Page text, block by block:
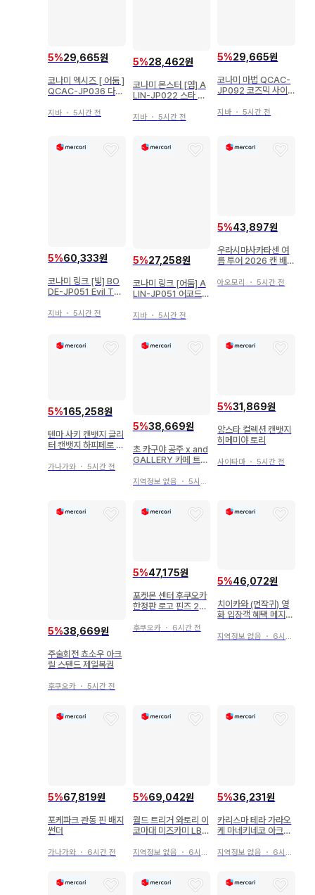
5%29,665원
코나미 엑시즈 [ 어둠 ]
QCAC-JP036 다크
곤 25th 시크
지바 ・ 5시간 전
5%28,462원
코나미 몬스터 [염] A
LIN-JP022 스타 라
지바・ 5시간 전
5%29,665원
코나미 마법 QCAC-
JP092 코즈믹 사이
지바 ・5시간 전
5%60,333원
코나미 링크 [빛] BO
DE-JP051 Evil Twi
즈마
지바 ・ 5시간 전
5%27,258원
코나미 링크 [어둠] A
LIN-JP051 어코드
리프
지바・ 5시간 전
5%43,897원
우라시마사카타센 여
름 투어 2026 캔 배지
아오모리 ・5시간 전
5%165,258원
텐마 사키 캔뱃지 글리
터 캔뱃지 하피페로 프
가나가와 ・ 5시간 전
5%38,669원
초 카구야 공주 x and
GALLERY 카페 트레
카구야
지역정보 없음 ・ 5시간 전
5%31,869원
앙스타 컬렉션 캔뱃지
히메미야 토리
사이타마 ・5시간 전
5%38,669원
주술회전 쵸소우 아크
릴 스탠드 제일복권
후쿠오카 ・ 5시간 전
5%47,175원
포켓몬 센터 후쿠오카
한정판 로고 핀즈 2개
후쿠오카・ 6시간 전
5%46,072원
치이카와 (먼작귀) 영
화 입장객 혜택 메지루
지역정보 없음 ・ 6시간 전
5%67,819원
포케파크 관동 핀 배지
썬더
가나가와 ・ 6시간 전
5%69,042원
월드 트리거 와토리 이
코마대 미즈카미 LB
지역정보 없음 ・ 6시간 전
5%36,231원
카리스마 테라 가라오
케 마네키네코 아크릴
지역정보 없음 ・ 6시간 전